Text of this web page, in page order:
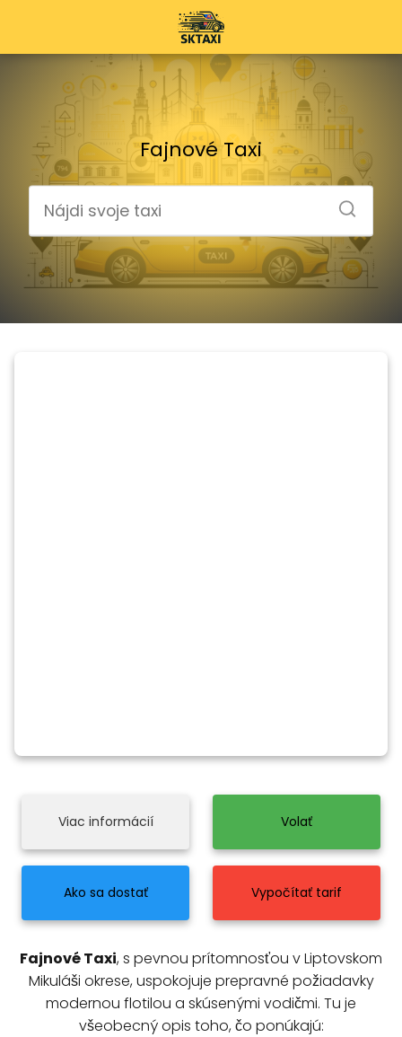
Fajnové Taxi
Viac informácií Volať
Ako sa dostať Vypočítať tarif
Fajnové Taxi, s pevnou prítomnosťou v Liptovskom
Mikuláši okrese, uspokojuje prepravné požiadavky
modernou flotilou a skúsenými vodičmi. Tu je
všeobecný opis toho, čo ponúkajú: